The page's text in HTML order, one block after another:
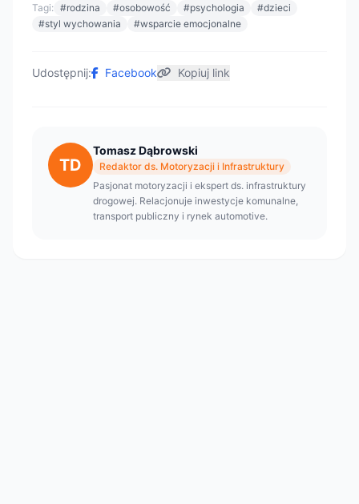
Tagi: #rodzina #osobowość #psychologia
#dzieci
#styl wychowania
#wsparcie emocjonalne
Udostępnij: Facebook Kopiuj link
TD
Tomasz Dąbrowski
Redaktor ds. Motoryzacji i Infrastruktury
Pasjonat motoryzacji i ekspert ds. infrastruktury
drogowej. Relacjonuje inwestycje komunalne,
transport publiczny i rynek automotive.